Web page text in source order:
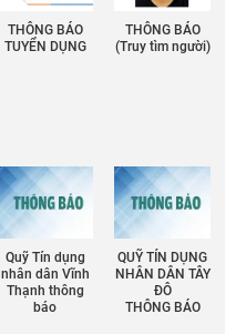
THÔNG BÁO
TUYỂN DỤNG
THÔNG BÁO
(Truy tìm người)
Quỹ Tín dụng
nhân dân Vĩnh
Thạnh thông
báo
QUỸ TÍN DỤNG
NHÂN DÂN TÂY
ĐÔ
THÔNG BÁO